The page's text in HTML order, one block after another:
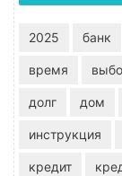
2025 банк
время
долг дом
инструкция
кредит